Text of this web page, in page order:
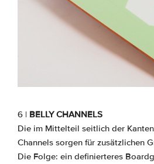
6 | BELLY CHANNELS
Die im Mittelteil seitlich der
Channels sorgen für zusätzlichen
Die Folge: ein definierteres